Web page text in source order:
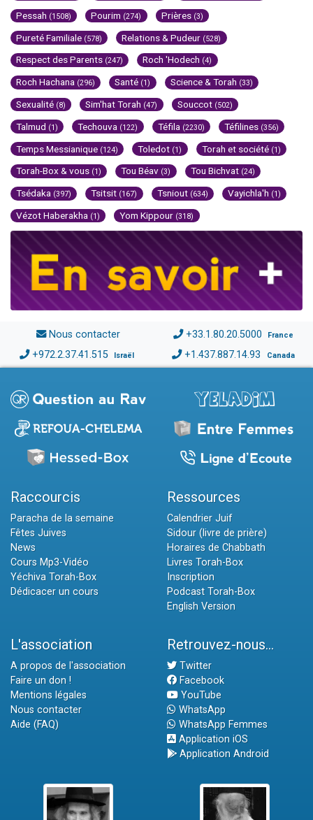
Pessah (1508) Pourim (274) Prières (3)
Pureté Familiale (578) Relations & Pudeur (528)
Respect des Parents (247) Roch 'Hodech (4)
Roch Hachana (296) Santé (1) Science & Torah (33)
Sexualité (8) Sim'hat Torah (47) Souccot (502)
Talmud (1) Techouva (122) Téfila (2230) Téfilines (356)
Temps Messianique (124) Toledot (1) Torah et société (1)
Torah-Box & vous (1) Tou Béav (3) Tou Bichvat (24)
Tsédaka (397) Tsitsit (167) Tsniout (634) Vayichla'h (1)
Vézot Haberakha (1) Yom Kippour (318)
Nous contacter +33.1.80.20.5000 France
+972.2.37.41.515 Israël +1.437.887.14.93 Canada
Raccourcis
Paracha de la semaine
Fêtes Juives
News
Cours Mp3-Vidéo
Yéchiva Torah-Box
Dédicacer un cours
Ressources
Calendrier Juif
Sidour (livre de prière)
Horaires de Chabbath
Livres Torah-Box
Inscription
Podcast Torah-Box
English Version
L'association
A propos de l'association
Faire un don !
Mentions légales
Nous contacter
Aide (FAQ)
Retrouvez-nous...
Twitter
Facebook
YouTube
WhatsApp
WhatsApp Femmes
Application iOS
Application Android